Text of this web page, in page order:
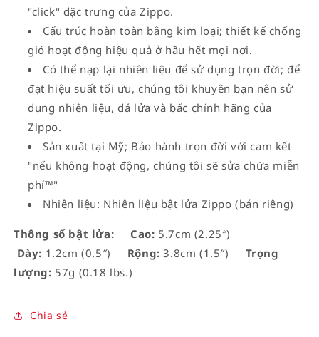
"click" đặc trưng của Zippo.
Cấu trúc hoàn toàn bằng kim loại; thiết kế chống
gió hoạt động hiệu quả ở hầu hết mọi nơi.
Có thể nạp lại nhiên liệu để sử dụng trọn đời; để
đạt hiệu suất tối ưu, chúng tôi khuyên bạn nên sử
dụng nhiên liệu, đá lửa và bấc chính hãng của
Zippo.
Sản xuất tại Mỹ; Bảo hành trọn đời với cam kết
"nếu không hoạt động, chúng tôi sẽ sửa chữa miễn
phí™"
Nhiên liệu: Nhiên liệu bật lửa Zippo (bán riêng)
Thông số bật lửa: Cao: 5.7cm (2.25″)
Dày: 1.2cm (0.5″) Rộng: 3.8cm (1.5″)
Trọng
lượng: 57g (0.18 lbs.)
Chia sẻ